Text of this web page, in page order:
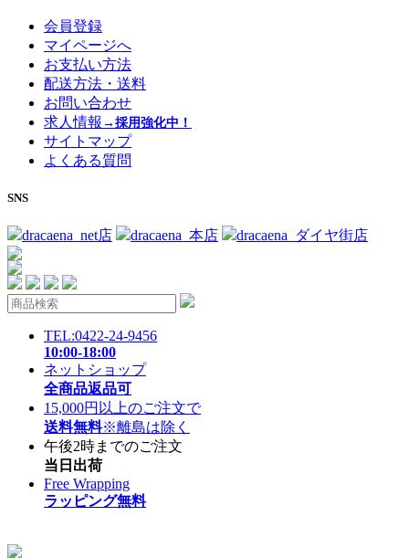
会員登録
マイページへ
お支払い方法
配送方法・送料
お問い合わせ
求人情報 →採用強化中！
サイトマップ
よくある質問
SNS
dracaena_net店 dracaena_本店 dracaena_ダイヤ街店
TEL:0422-24-9456
10:00-18:00
ネットショップ
全商品返品可
15,000円以上のご注文で
送料無料※離島は除く
午後2時までのご注文
当日出荷
Free Wrapping
ラッピング無料